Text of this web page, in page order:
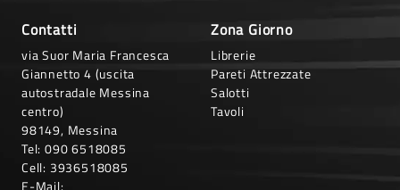
Contatti
via Suor Maria Francesca
Giannetto 4 (uscita
autostradale Messina
centro)
98149, Messina
Tel: 090 6518085
Cell: 3936518085
Zona Giorno
Librerie
Pareti Attrezzate
Salotti
Tavoli